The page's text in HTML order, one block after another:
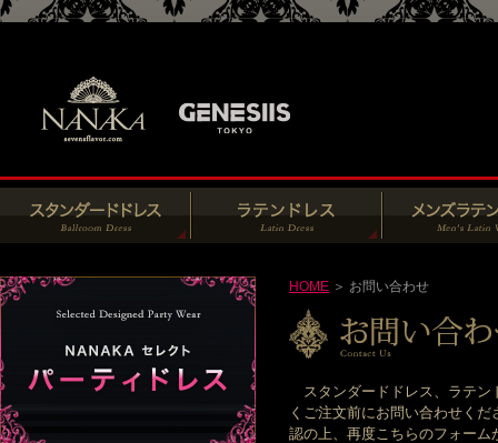
HOME ＞ お問い合わせ
スタンダードドレス、ラテン
くご注文前にお問い合わせく
認の上、再度こちらのフォー